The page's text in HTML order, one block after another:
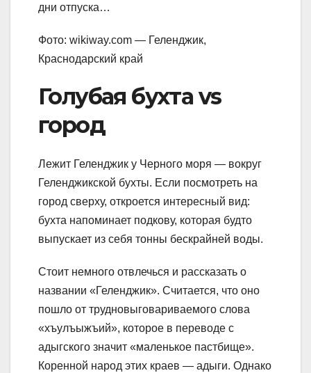
дни отпуска…
Фото: wikiway.com — Геленджик,
Краснодарский край
Голубая бухта vs
город
Лежит Геленджик у Черного моря — вокруг
Геленджикской бухты. Если посмотреть на
город сверху, откроется интересный вид:
бухта напоминает подкову, которая будто
выпускает из себя тонны бескрайней воды.
Стоит немного отвлечься и рассказать о
названии «Геленджик». Считается, что оно
пошло от трудновыговариваемого слова
«хъулъыжъий», которое в переводе с
адыгского значит «маленькое пастбище».
Коренной народ этих краев — адыги. Однако